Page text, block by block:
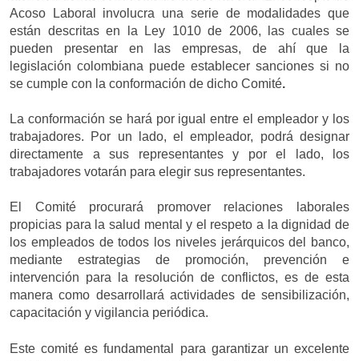
Acoso Laboral involucra una serie de modalidades que
están descritas en la Ley 1010 de 2006, las cuales se
pueden presentar en las empresas, de ahí que la
legislación colombiana puede establecer sanciones si no
se cumple con la conformación de dicho Comité.
La conformación se hará por igual entre el empleador y los
trabajadores. Por un lado, el empleador, podrá designar
directamente a sus representantes y por el lado, los
trabajadores votarán para elegir sus representantes.
El Comité procurará promover relaciones laborales
propicias para la salud mental y el respeto a la dignidad de
los empleados de todos los niveles jerárquicos del banco,
mediante estrategias de promoción, prevención e
intervención para la resolución de conflictos, es de esta
manera como desarrollará actividades de sensibilización,
capacitación y vigilancia periódica.
Este comité es fundamental para garantizar un excelente